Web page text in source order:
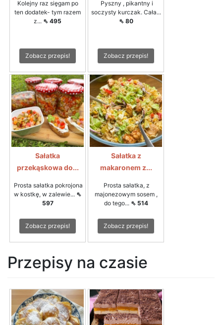
Kolejny raz sięgam po
ten dodatek- tym razem
z... ⇖ 495
Zobacz przepis!
Pyszny , pikantny i
soczysty kurczak. Cała...
⇖ 80
Zobacz przepis!
Sałatka
przekąskowa do...
Prosta sałatka pokrojona
w kostkę, w zalewie... ⇖
597
Zobacz przepis!
Sałatka z
makaronem z...
Prosta sałatka, z
majonezowym sosem ,
do tego... ⇖ 514
Zobacz przepis!
Przepisy na czasie